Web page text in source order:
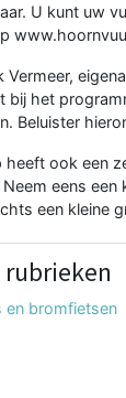
U kunt uw
bij het
Beluister
heeft ook een
eens een
een kleine
en bromfietsen